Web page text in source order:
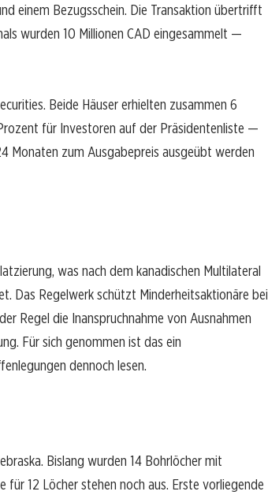
einem Bezugsschein. Die Transaktion übertrifft
wurden 10 Millionen CAD eingesammelt —
Beide Häuser erhielten zusammen 6
für Investoren auf der Präsidentenliste —
Monaten zum Ausgabepreis ausgeübt werden
was nach dem kanadischen Multilateral
Das Regelwerk schützt Minderheitsaktionäre bei
Regel die Inanspruchnahme von Ausnahmen
Für sich genommen ist das ein
dennoch lesen.
Bislang wurden 14 Bohrlöcher mit
12 Löcher stehen noch aus. Erste vorliegende